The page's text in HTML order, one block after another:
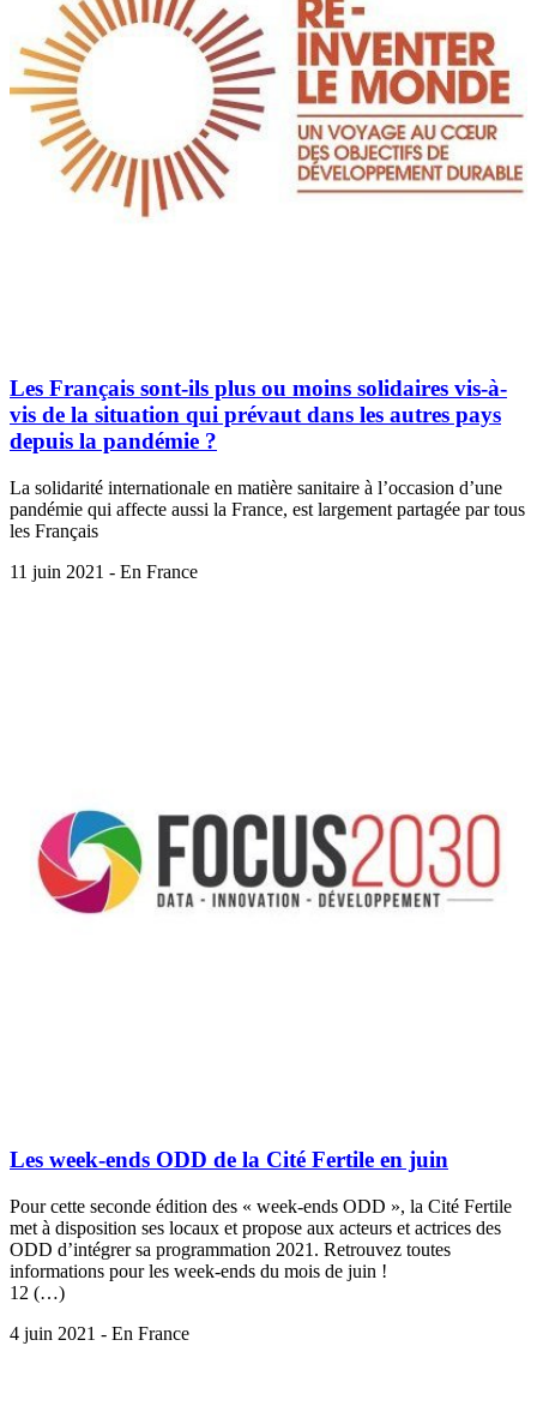
Les Français sont-ils plus ou moins solidaires vis-à-
vis de la situation qui prévaut dans les autres pays
depuis la pandémie ?
La solidarité internationale en matière sanitaire à l’occasion d’une
pandémie qui affecte aussi la France, est largement partagée par tous
les Français
11 juin 2021 - En France
Les week-ends ODD de la Cité Fertile en juin
Pour cette seconde édition des « week-ends ODD », la Cité Fertile
met à disposition ses locaux et propose aux acteurs et actrices des
ODD d’intégrer sa programmation 2021. Retrouvez toutes
informations pour les week-ends du mois de juin !
12 (…)
4 juin 2021 - En France